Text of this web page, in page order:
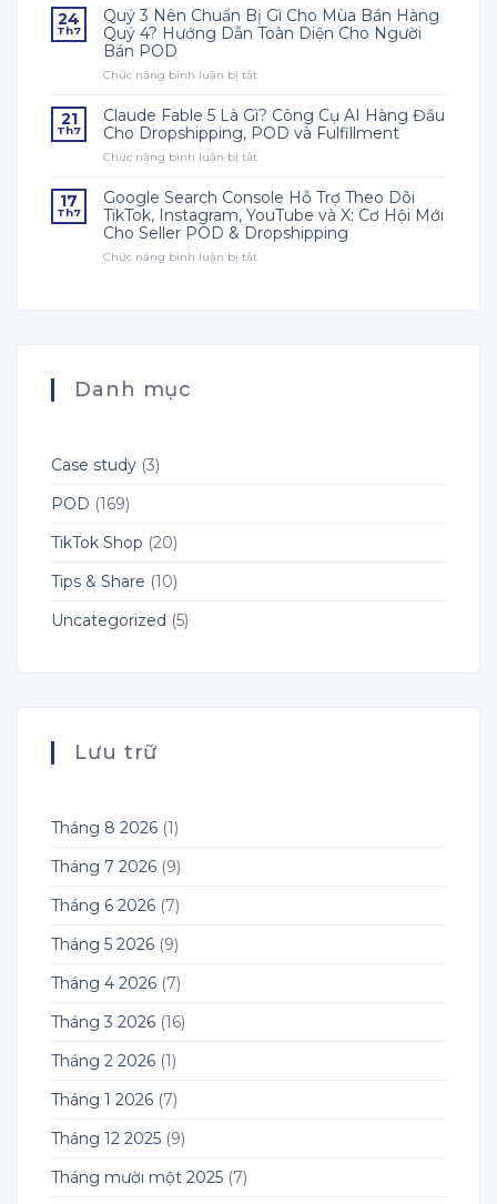
Đầu
Từ
Đâu?
Chi
Phí
Trong
Mà
Người
Mới
24
Th7
Quý 3 Nên Chuẩn Bị Gì Cho Mùa Bán Hàng
Quý 4? Hướng Dẫn Toàn Diện Cho Người
Bán POD
Chức năng bình luận bị tắt
3
Nên
Chuẩn
Cho
Mùa
Bán
Hàng
21
Th7
Claude Fable 5 Là Gì? Công Cụ AI Hàng Đầu
Cho Dropshipping, POD và Fulfillment
Chức năng bình luận bị tắt
Fable
5
Là
Gì?
17
Th7
Google Search Console Hỗ Trợ Theo Dõi
TikTok, Instagram, YouTube và X: Cơ Hội Mới
Cho Seller POD & Dropshipping
Chức năng bình luận bị tắt
Danh mục
Case study (3)
POD (169)
TikTok Shop (20)
Tips & Share (10)
Uncategorized (5)
Lưu trữ
Tháng 8 2026 (1)
Tháng 7 2026 (9)
Tháng 6 2026 (7)
Tháng 5 2026 (9)
Tháng 4 2026 (7)
Tháng 3 2026 (16)
Tháng 2 2026 (1)
Tháng 1 2026 (7)
Tháng 12 2025 (9)
Tháng mười một 2025 (7)